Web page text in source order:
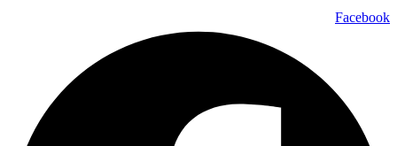
Facebook